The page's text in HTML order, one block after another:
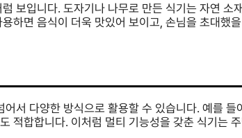
보입니다. 도자기나 나무로 만든 식기는 자연 소
하면 음식이 더욱 맛있어 보이고, 손님을 초대했
서 다양한 방식으로 활용할 수 있습니다. 예를 들
적합합니다. 이처럼 멀티 기능성을 갖춘 식기는